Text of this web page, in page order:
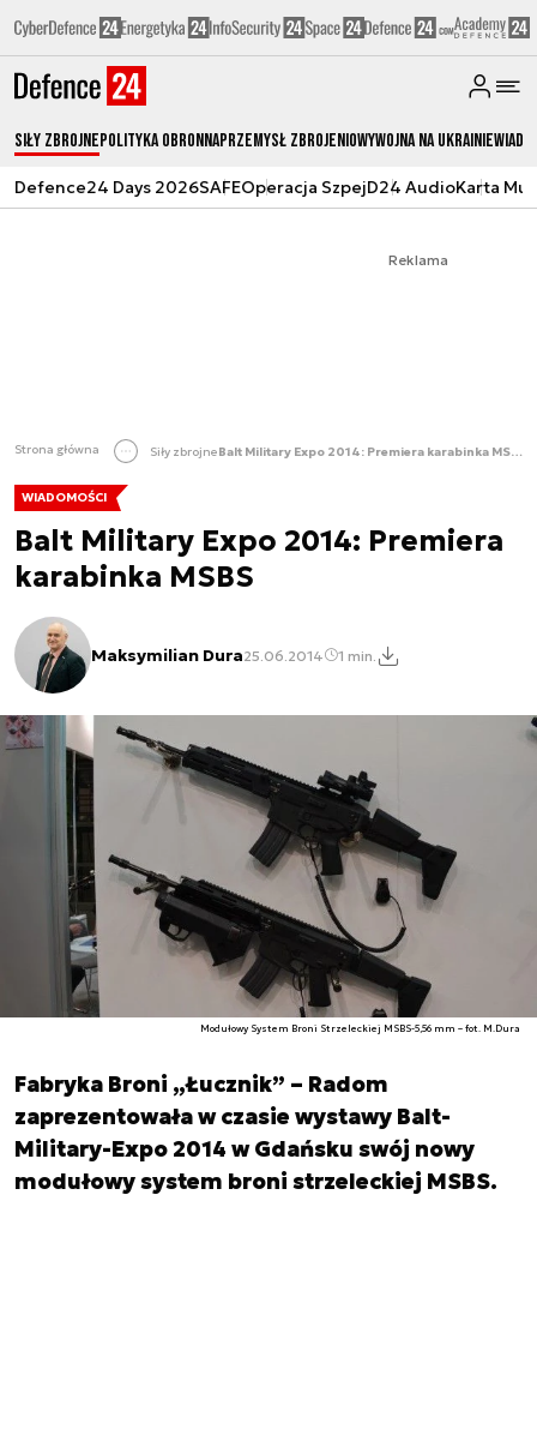
Siły zbrojnePolityka obronnaPrzemysł ZbrojeniowyWojna na Ukrainie
Defence24 Days 2026SAFEOperacja SzpejD24 AudioKarta
Reklama
Strona główna Siły zbrojne Balt Military Expo 2014: Premiera karabinka MSBS
WIADOMOŚCI
Balt Military Expo 2014: Premiera
karabinka MSBS
Maksymilian Dura25.06.2014 1 min.
Modułowy System Broni Strzeleckiej MSBS-5,56 mm – fot. M.Dura
Fabryka Broni „Łucznik” – Radom
zaprezentowała w czasie wystawy Balt-
Military-Expo 2014 w Gdańsku swój nowy
modułowy system broni strzeleckiej MSBS.